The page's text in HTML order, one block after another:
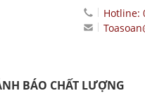
Hotline:
BÁO CHẤT LƯỢNG